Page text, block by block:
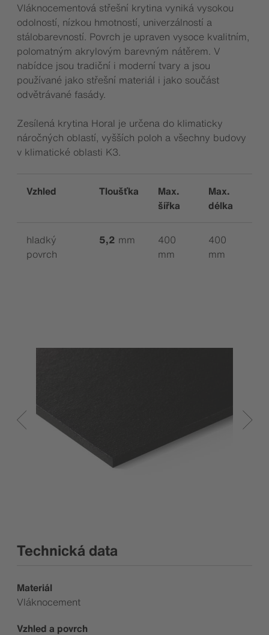
Vláknocementová střešní krytina vyniká vysokou
odolností, nízkou hmotností, univerzálností a
stálobarevností. Povrch je upraven vysoce kvalitním,
polomatným akrylovým barevným nátěrem. V
nabídce jsou tradiční i moderní tvary a jsou
používané jako střešní materiál i jako součást
odvětrávané fasády.
Zesílená krytina Horal je určena do klimaticky
náročných oblastí, vyšších poloh a všechny budovy
v klimatické oblasti K3.
Vzhled Tloušťka
Max.
šířka
Max.
délka
hladký
povrch
5,2 mm
400
mm
400
mm
Technická data
Materiál
Vláknocement
Vzhled a povrch